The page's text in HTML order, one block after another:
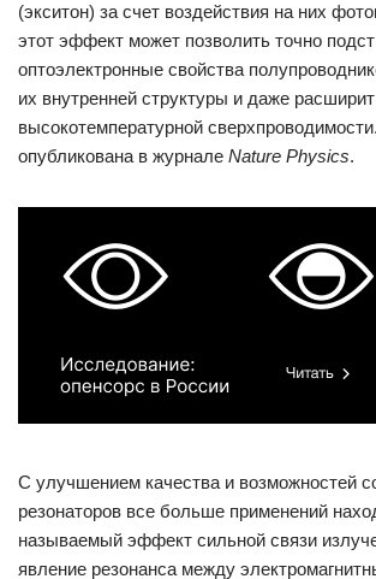
(экситон) за счет воздействия на них
этот эффект может позволить точно
оптоэлектронные свойства
их внутренней структуры и даже
высокотемпературной
опубликована в журнале Nature Physics.
С улучшением качества и возможностей
резонаторов все больше применений
называемый эффект сильной связи
явление резонанса между